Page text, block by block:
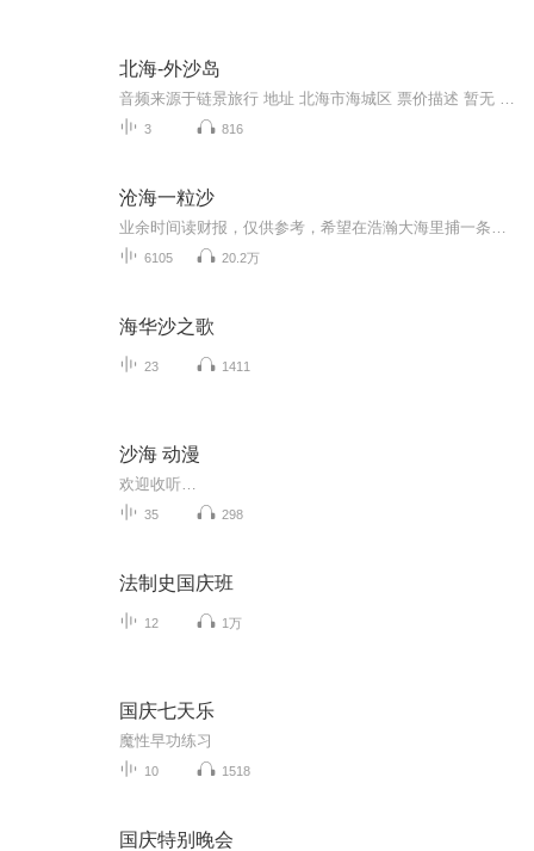
北海-外沙岛
3 816
沧海一粒沙
6105 20.2万
海华沙之歌
23 1411
沙海 动漫
欢迎收听…
35 298
法制史国庆班
12 1万
国庆七天乐
魔性早功练习
10 1518
国庆特别晚会